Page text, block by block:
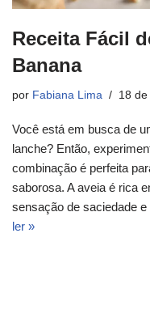
Receita Fácil
Banana
por Fabiana Lima 18
Você está em busca de
lanche? Então,
combinação é perfeita
saborosa. A aveia é rica
sensação de saciedade
ler »